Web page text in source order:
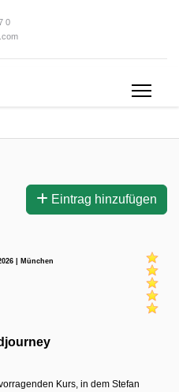
0
Eintrag hinzufügen
| München
Kurs, in dem Stefan